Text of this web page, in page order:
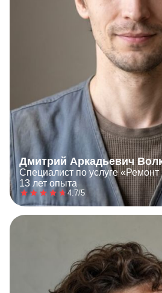
Дмитрий Аркадьевич
Специалист по услуге
13 лет опыта
4.7/5